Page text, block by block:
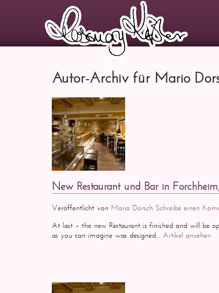
Autor-Archiv für Mario
New Restaurant und Bar in
Veröffentlicht von Mario Dorsch Schreibe einen
At last – the new Restaurant is finished and will be
as you can imagine was designed... Artikel ansehen